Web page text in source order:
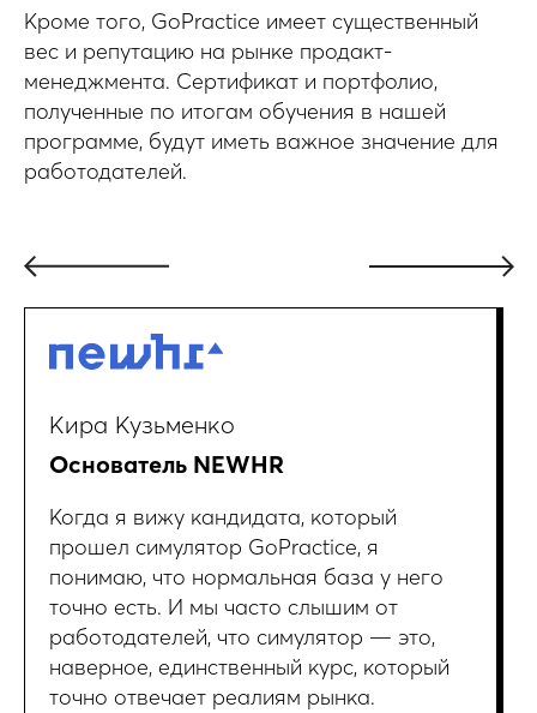
Кроме того, GoPractice имеет существенный
вес и репутацию на рынке продакт-
менеджмента. Сертификат и портфолио,
полученные по итогам обучения в нашей
программе, будут иметь важное значение для
работодателей.
Кира Кузьменко
Основатель NEWHR
Когда я вижу кандидата, который
прошел симулятор GoPractice, я
понимаю, что нормальная база у него
точно есть. И мы часто слышим от
работодателей, что симулятор — это,
наверное, единственный курс, который
точно отвечает реалиям рынка.